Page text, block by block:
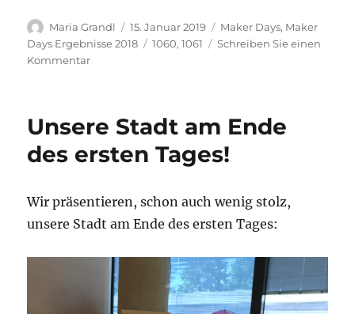
Autor
Maria Grandl
Veröffentlicht
am
15. Januar 2019 Kategorien
Maker Days, Maker
Days Ergebnisse 2018
Schlagwörter
1060,1061
Schreiben Sie einen
Kommentarzu
Statue
Unsere Stadt am Ende
des ersten Tages!
Wir präsentieren, schon auch wenig stolz,
unsere Stadt am Ende des ersten Tages: